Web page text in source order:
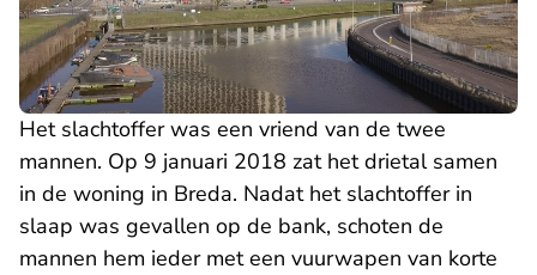
Het slachtoffer was een vriend van de twee
mannen. Op 9 januari 2018 zat het drietal samen
in de woning in Breda. Nadat het slachtoffer in
slaap was gevallen op de bank, schoten de
mannen hem ieder met een vuurwapen van korte